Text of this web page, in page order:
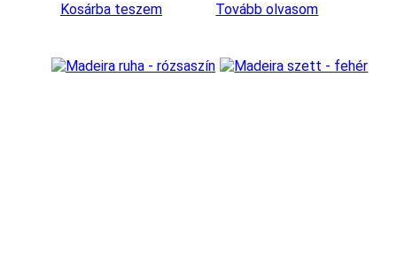
Kosárba teszem
Tovább olvasom